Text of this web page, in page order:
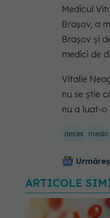
Medicul
Brașov, a
Brașov și
medici de
Vitalie
nu se știe
nu a luat-o
deces medic
ARTICOLE